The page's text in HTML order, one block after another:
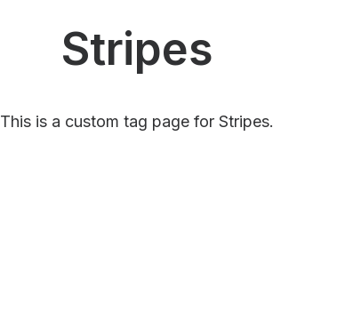
Stripes
This is a custom tag page for Stripes.